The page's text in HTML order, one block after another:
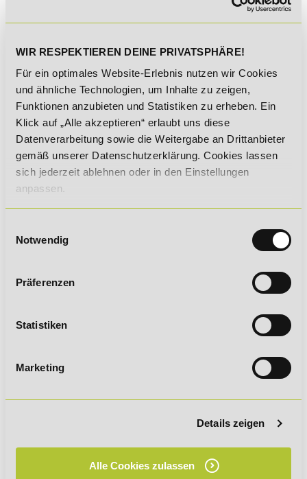
WIR RESPEKTIEREN DEINE PRIVATSPHÄRE!
Für ein optimales Website-Erlebnis nutzen wir Cookies
und ähnliche Technologien, um Inhalte zu zeigen,
Funktionen anzubieten und Statistiken zu erheben. Ein
Klick auf „Alle akzeptieren“ erlaubt uns diese
Datenverarbeitung sowie die Weitergabe an Drittanbieter
gemäß unserer Datenschutzerklärung. Cookies lassen
sich jederzeit ablehnen oder in den Einstellungen
anpassen.
Notwendig
Präferenzen
Statistiken
Marketing
Details zeigen
Alle Cookies zulassen
M.A. Business
SIE INTERESSIEREN FÜR DIESES
THEMA? DANN EMPFEHLEN WIR IHNEN
DIESE FERNSTUDIENGÄNGE:
Geprüfter Betriebswirt (IHK)
Geprüfter Wirtschaftsfachwirt
Marketing
SEA / SEO Manager